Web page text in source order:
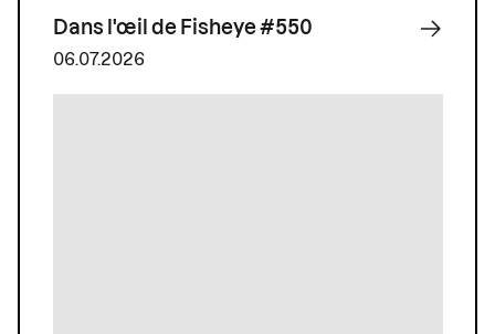
Dans l'œil de Fisheye #550
06.07.2026